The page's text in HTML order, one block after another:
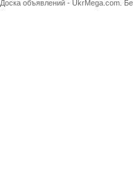
Доска объявлений - UkrMega.com.